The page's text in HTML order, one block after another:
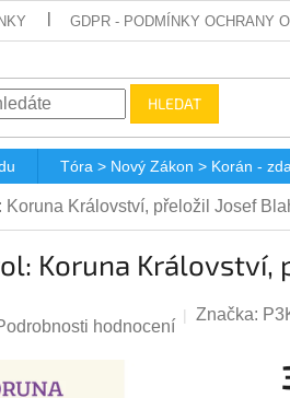
GDPR - PODMÍNKY OCHRANY
HLEDAT
Tóra > Nový Zákon > Korán -
Koruna Království, přeložil Josef
Koruna Království,
hodnocení
Značka: